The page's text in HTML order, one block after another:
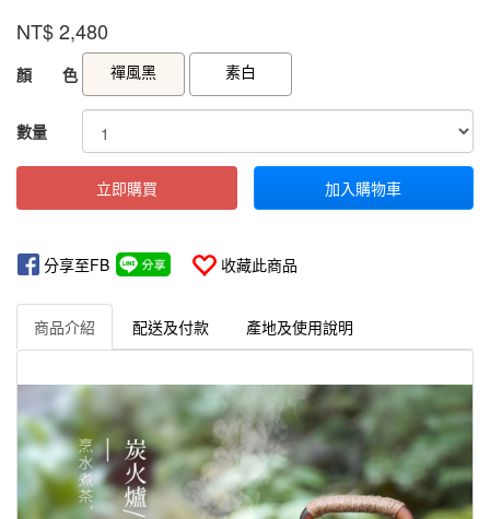
商品代號 HYLL001BK
HYLL001BK
品牌
寶
NT$2,480
GOODS000000000000000002348
顏 色 禪風黑 素白
數量
立即購買 加入購物車
分享至FB 收藏此商品
商品介紹 配送及付款 產地及使用說明